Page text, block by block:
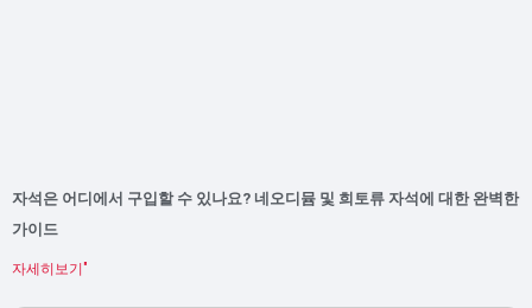
자석은 어디에서 구입할 수 있나요? 네오디뮴 및 희토류 자석에 대한 완벽한
가이드
자세히보기"